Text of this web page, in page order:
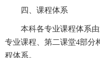
四、课程体系
本科各专业课程体系
专业课程、第二课堂4部分
程体系。